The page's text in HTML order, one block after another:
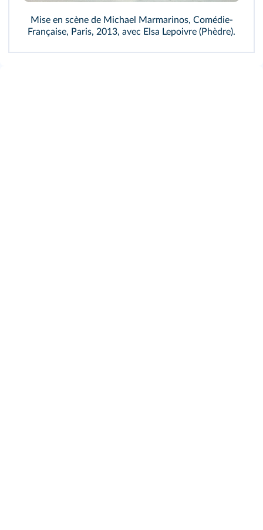
Mise en scène de Michael Marmarinos, Comédie-
Française, Paris, 2013, avec Elsa Lepoivre (Phèdre).